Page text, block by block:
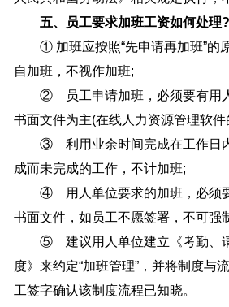
五、员工要求加班工资如何处理?
① 加班应按照“先申请再加班”的
自加班，不视作加班;
② 员工申请加班，必须要有用人
书面文件为主(在线人力资源管理软
③ 利用业余时间完成在工作日内
成而未完成的工作，不计加班;
④ 用人单位要求的加班，必须要
书面文件，如员工不愿签署，不可强
⑤ 建议用人单位建立《考勤、请
度》来约定“加班管理”，并将制度与
工签字确认该制度流程已知晓。